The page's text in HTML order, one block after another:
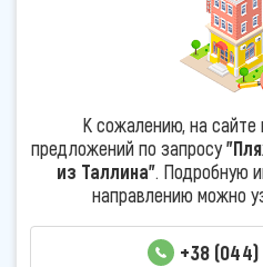
К сожалению, на сайте
предложений по запросу
из Таллина". Подробную
направлению можно
+38